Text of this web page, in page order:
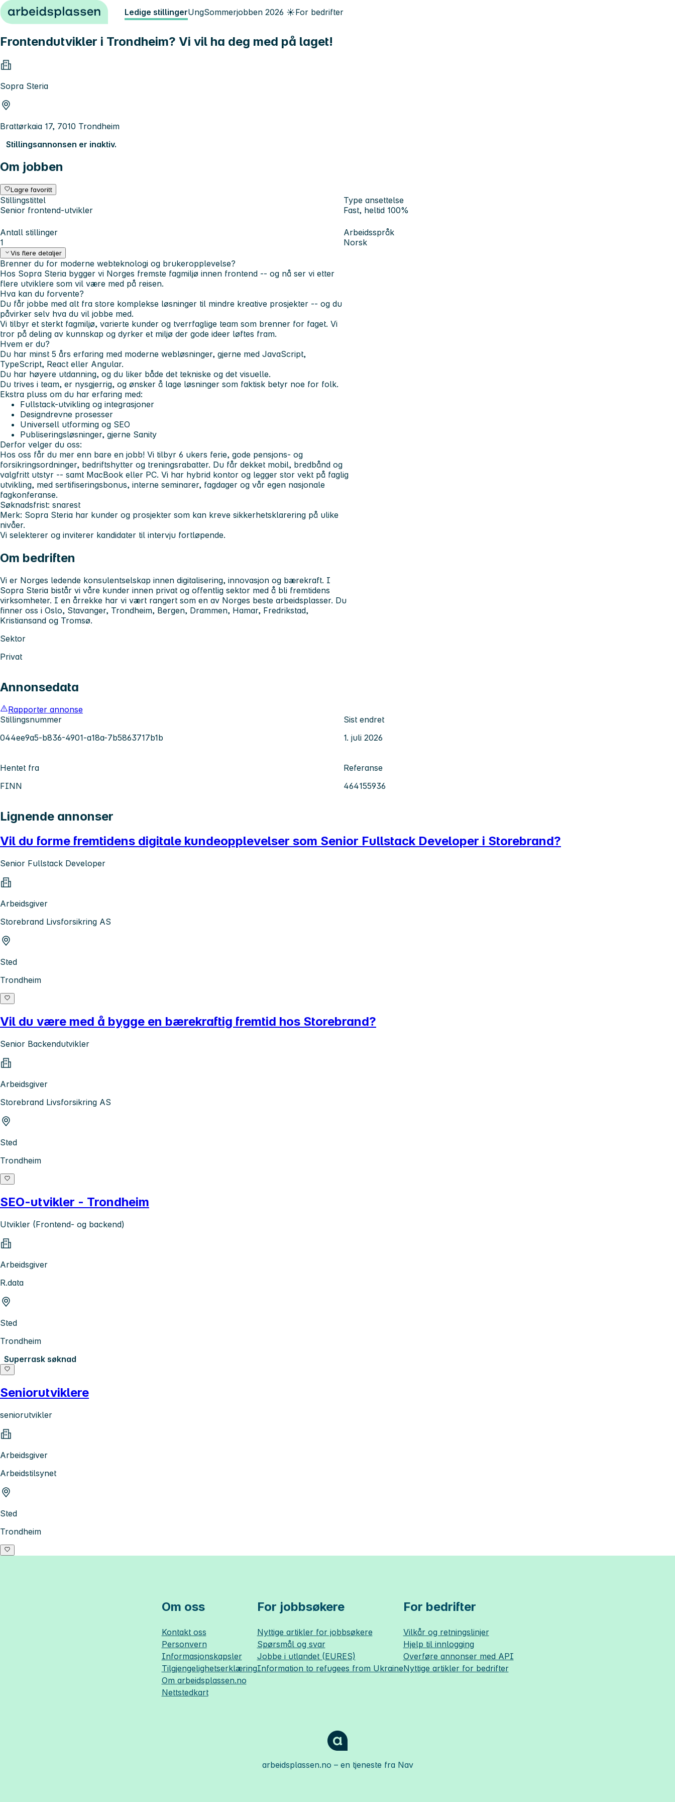
Hopp til innhold Ledige stillingerUngSommerjobben 2026 ☀️For bedrifter
Frontendutvikler i Trondheim? Vi vil ha deg med på laget!
Sopra Steria
Brattørkaia 17, 7010 Trondheim
Stillingsannonsen er inaktiv.
Om jobben
Lagre favoritt
Stillingstittel
Senior frontend-utvikler
Type ansettelse
Fast, heltid 100%
Antall stillinger
1
Arbeidsspråk
Norsk
Vis flere detaljer
Brenner du for moderne webteknologi og brukeropplevelse?
Hos Sopra Steria bygger vi Norges fremste fagmiljø innen frontend -- og nå ser vi etter
flere utviklere som vil være med på reisen.
Hva kan du forvente?
Du får jobbe med alt fra store komplekse løsninger til mindre kreative prosjekter -- og du
påvirker selv hva du vil jobbe med.
Vi tilbyr et sterkt fagmiljø, varierte kunder og tverrfaglige team som brenner for faget. Vi
tror på deling av kunnskap og dyrker et miljø der gode ideer løftes fram.
Hvem er du?
Du har minst 5 års erfaring med moderne webløsninger, gjerne med JavaScript,
TypeScript, React eller Angular.
Du har høyere utdanning, og du liker både det tekniske og det visuelle.
Du trives i team, er nysgjerrig, og ønsker å lage løsninger som faktisk betyr noe for folk.
Ekstra pluss om du har erfaring med:
Fullstack-utvikling og integrasjoner
Designdrevne prosesser
Universell utforming og SEO
Publiseringsløsninger, gjerne Sanity
Derfor velger du oss:
Hos oss får du mer enn bare en jobb! Vi tilbyr 6 ukers ferie, gode pensjons- og
forsikringsordninger, bedriftshytter og treningsrabatter. Du får dekket mobil, bredbånd og
valgfritt utstyr -- samt MacBook eller PC. Vi har hybrid kontor og legger stor vekt på faglig
utvikling, med sertifiseringsbonus, interne seminarer, fagdager og vår egen nasjonale
fagkonferanse.
Søknadsfrist: snarest
Merk: Sopra Steria har kunder og prosjekter som kan kreve sikkerhetsklarering på ulike
nivåer.
Vi selekterer og inviterer kandidater til intervju fortløpende.
Om bedriften
Vi er Norges ledende konsulentselskap innen digitalisering, innovasjon og bærekraft. I
Sopra Steria bistår vi våre kunder innen privat og offentlig sektor med å bli fremtidens
virksomheter. I en årrekke har vi vært rangert som en av Norges beste arbeidsplasser. Du
finner oss i Oslo, Stavanger, Trondheim, Bergen, Drammen, Hamar, Fredrikstad,
Kristiansand og Tromsø.
Sektor
Privat
Annonsedata
Rapporter annonse
Stillingsnummer
044ee9a5-b836-4901-a18a-7b5863717b1b
Sist endret
1. juli 2026
Hentet fra
FINN
Referanse
464155936
Lignende annonser
Vil du forme fremtidens digitale kundeopplevelser som Senior Fullstack Developer i Storebrand?
Senior Fullstack Developer
Arbeidsgiver
Storebrand Livsforsikring AS
Sted
Trondheim
Vil du være med å bygge en bærekraftig fremtid hos Storebrand?
Senior Backendutvikler
Arbeidsgiver
Storebrand Livsforsikring AS
Sted
Trondheim
SEO-utvikler - Trondheim
Utvikler (Frontend- og backend)
Arbeidsgiver
R.data
Sted
Trondheim
Superrask søknad
Seniorutviklere
seniorutvikler
Arbeidsgiver
Arbeidstilsynet
Sted
Trondheim
Om oss
Kontakt oss
Personvern
Informasjonskapsler
Tilgjengelighetserklæring
Om arbeidsplassen.no
Nettstedkart
For jobbsøkere
Nyttige artikler for jobbsøkere
Spørsmål og svar
Jobbe i utlandet (EURES)
Information to refugees from Ukraine
For bedrifter
Vilkår og retningslinjer
Hjelp til innlogging
Overføre annonser med API
Nyttige artikler for bedrifter
arbeidsplassen.no – en tjeneste fra Nav